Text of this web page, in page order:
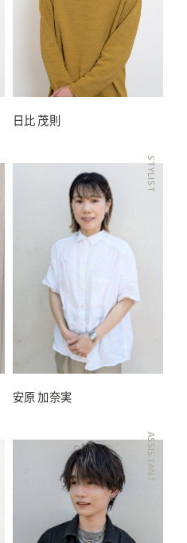
日比 茂則
STYLIST
安原 加奈実
ASSISTANT